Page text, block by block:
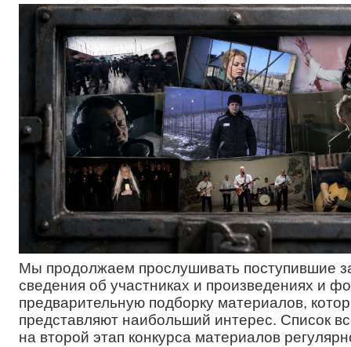
Мы продолжаем прослушивать поступившие
сведения об участниках и произведениях и
предварительную подборку материалов,
представляют наибольший интерес. Список
на второй этап конкурса материалов